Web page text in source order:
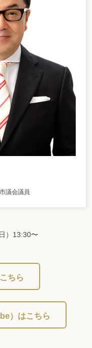
議会議員
）13:30〜
ちら
）はこちら